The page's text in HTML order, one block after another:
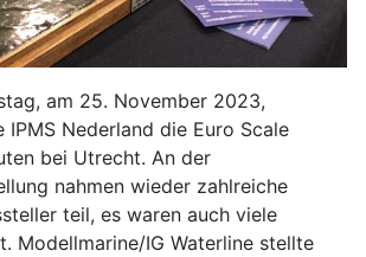
am 25. November 2023,
Nederland die Euro Scale
bei Utrecht. An der
nahmen wieder zahlreiche
teil, es waren auch viele
Modellmarine/IG Waterline stellte